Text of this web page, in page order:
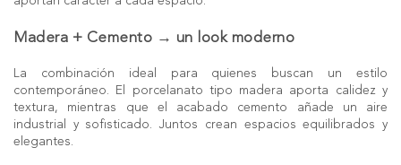
Madera + Cemento → un look moderno
La combinación ideal para quienes buscan un estilo
contemporáneo. El porcelanato tipo madera aporta calidez y
textura, mientras que el acabado cemento añade un aire
industrial y sofisticado. Juntos crean espacios equilibrados y
elegantes.